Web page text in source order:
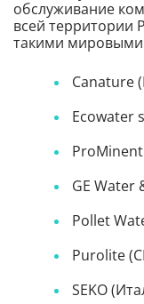
обслуживание
всей территории
такими мировыми
Canature
Ecowater
GE Water
Pollet
Purolite
SEKO